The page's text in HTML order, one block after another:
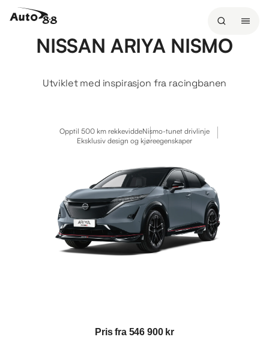
NISSAN ARIYA NISMO
Utviklet med inspirasjon fra racingbanen
Opptil 500 km rekkeviddeNismo-tunet drivlinje
Eksklusiv design og kjøreegenskaper
Pris fra 546 900 kr